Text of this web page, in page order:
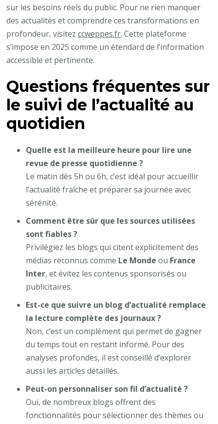
sur les besoins réels du public. Pour ne rien manquer
des actualités et comprendre ces transformations en
profondeur, visitezccweppes.fr. Cette plateforme
s’impose en 2025 comme un étendard de l’information
accessible et pertinente.
Questions fréquentes sur
le suivi de l’actualité au
quotidien
Quelle est la meilleure heure pour lire une
revue de presse quotidienne ?
Le matin dès 5h ou 6h, c’est idéal pour accueillir
l’actualité fraîche et préparer sa journée avec
sérénité.
Comment être sûr que les sources utilisées
sont fiables ?
Privilégiez les blogs qui citent explicitement des
médias reconnus comme Le Monde ou France
Inter, et évitez les contenus sponsorisés ou
publicitaires.
Est-ce que suivre un blog d’actualité remplace
la lecture complète des journaux ?
Non, c’est un complément qui permet de gagner
du temps tout en restant informé. Pour des
analyses profondes, il est conseillé d’explorer
aussi les articles détaillés.
Peut-on personnaliser son fil d’actualité ?
Oui, de nombreux blogs offrent des
fonctionnalités pour sélectionner des thèmes ou